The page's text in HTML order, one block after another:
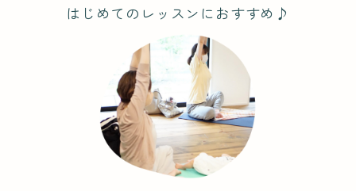
はじめてのレッスンにおすすめ♪